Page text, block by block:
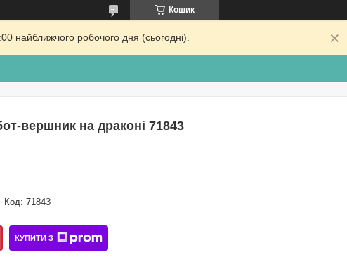
Кошик
найближчого робочого дня (сьогодні).
вершник на драконі 71843
Код: 71843
КУПИТИ З